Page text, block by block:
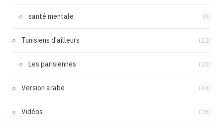
santé mentale (9)
Tunisiens d'ailleurs (22)
Les parisiennes (20)
Version arabe (44)
Vidéos (28)